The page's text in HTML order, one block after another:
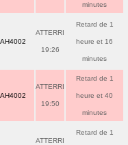
minutes
AH4002
ATTERRI
19:26
Retard de 1
heure et 16
minutes
AH4002
ATTERRI
19:50
Retard de 1
heure et 40
minutes
ATTERRI
Retard de 1